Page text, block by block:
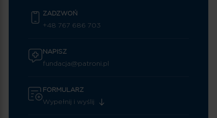
ZADZWOŃ
+48 767 686 703
NAPISZ
fundacja@patroni.pl
FORMULARZ
Wypełnij i wyślij